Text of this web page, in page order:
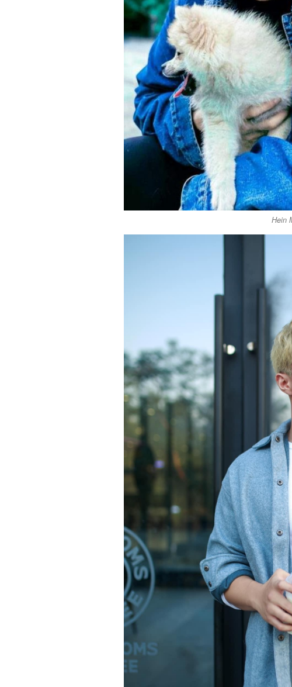
Hein